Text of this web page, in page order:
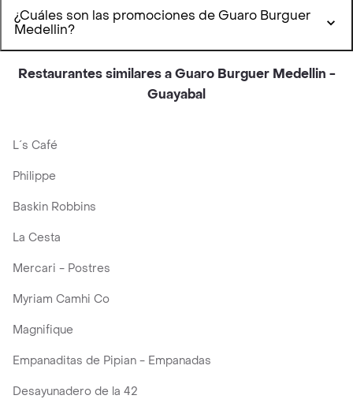
¿Cuáles son las promociones de Guaro Burguer
Medellin?
Restaurantes similares a Guaro Burguer Medellin -
Guayabal
L´s Café
Philippe
Baskin Robbins
La Cesta
Mercari - Postres
Myriam Camhi Co
Magnifique
Empanaditas de Pipian - Empanadas
Desayunadero de la 42